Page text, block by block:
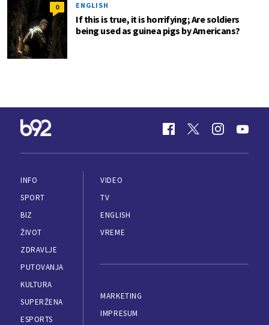
0 ENGLISH
If this is true, it is horrifying; Are soldiers
being used as guinea pigs by Americans?
INFO
SPORT
BIZ
ŽIVOT
ZDRAVLJE
PUTOVANJA
KULTURA
SUPERŽENA
ESPORTS
VIDEO
TV
ENGLISH
VREME
MARKETING
IMPRESUM